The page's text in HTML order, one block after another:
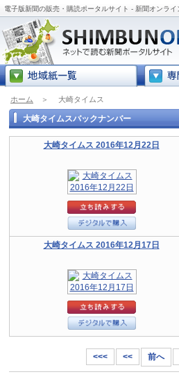
電子版新聞の販売・購読ポータルサイト - 新聞オンライ
ホーム ＞ 大崎タイムス
大崎タイムスバックナンバー
大崎タイムス 2016年12月22日
大崎タイムス 2016年12月17日
<<< << 前へ